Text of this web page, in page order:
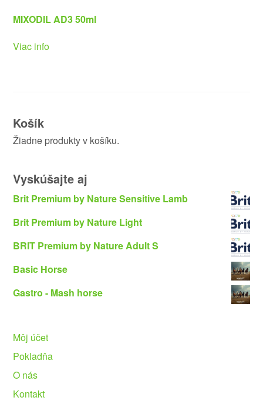
MIXODIL AD3 50ml
Viac info
Košík
Žiadne produkty v košíku.
Vyskúšajte aj
Brit Premium by Nature Sensitive Lamb
Brit Premium by Nature Light
BRIT Premium by Nature Adult S
Basic Horse
Gastro - Mash horse
Môj účet
Pokladňa
O nás
Kontakt